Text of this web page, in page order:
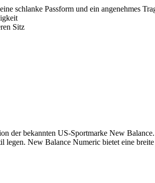
schlanke Passform und ein angenehmes
Sitz
der bekannten US-Sportmarke New
legen. New Balance Numeric bietet eine